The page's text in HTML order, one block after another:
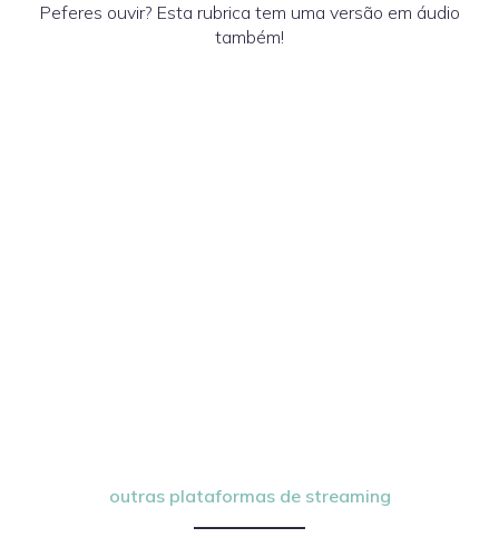
Peferes ouvir? Esta rubrica tem uma versão em áudio
também!
outras plataformas de streaming